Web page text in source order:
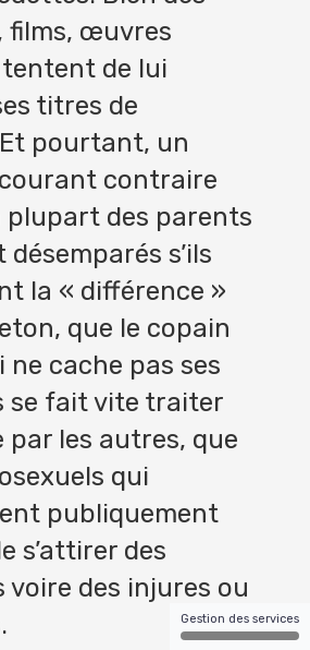
films, œuvres
de lui
titres de
pourtant, un
contraire
plupart des parents
s’ils
la « différence »
que le copain
ne cache pas ses
se fait vite traiter
par les autres, que
qui
publiquement
s’attirer des
voire des injures ou
Gestion des services